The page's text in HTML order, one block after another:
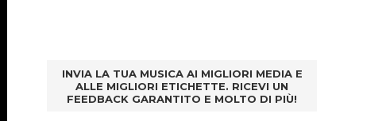
INVIA LA TUA MUSICA AI MIGLIORI MEDIA E
ALLE MIGLIORI ETICHETTE. RICEVI UN
FEEDBACK GARANTITO E MOLTO DI PIÙ!